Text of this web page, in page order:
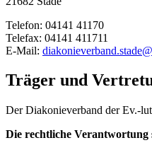
Telefon: 04141 41170
Telefax: 04141 411711
E-Mail:
Träger und
Der Diakonieverband der Ev.-
Die rechtliche Verantwortung